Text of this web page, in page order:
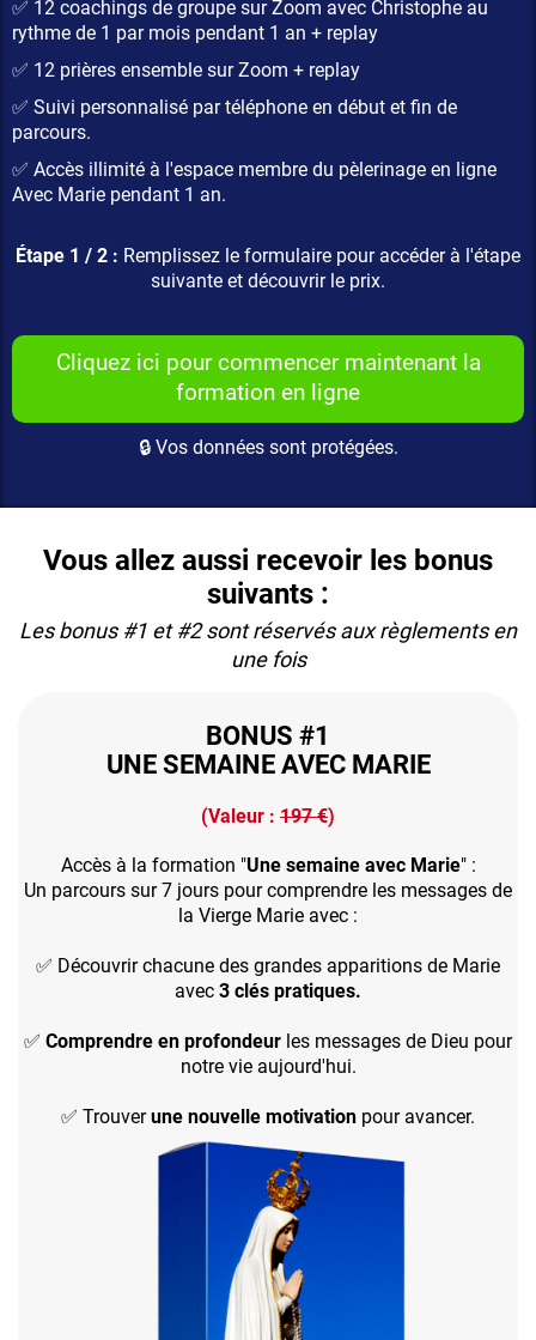
✅ 12 coachings de groupe sur Zoom avec Christophe au
rythme de 1 par mois pendant 1 an + replay
✅ 12 prières ensemble sur Zoom + replay
✅ Suivi personnalisé par téléphone en début et fin de
parcours.
✅ Accès illimité à l'espace membre du pèlerinage en ligne
Avec Marie pendant 1 an.
Étape 1 / 2 : Remplissez le formulaire pour accéder à l'étape
suivante et découvrir le prix.
Cliquez ici pour commencer maintenant la
formation en ligne
🔒 Vos données sont protégées.
Vous allez aussi recevoir les bonus
suivants :
Les bonus #1 et #2 sont réservés aux règlements en
une fois
BONUS #1
UNE SEMAINE AVEC MARIE
(Valeur : 197 €)
Accès à la formation "Une semaine avec Marie" :
Un parcours sur 7 jours pour comprendre les messages de
la Vierge Marie avec :
✅ Découvrir chacune des grandes apparitions de Marie
avec 3 clés pratiques.
✅ Comprendre en profondeur les messages de Dieu pour
notre vie aujourd'hui.
✅ Trouverune nouvelle motivation pour avancer.